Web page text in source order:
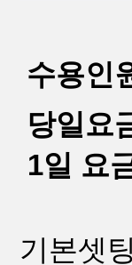
수용인
당일요
1일 요
기본셋